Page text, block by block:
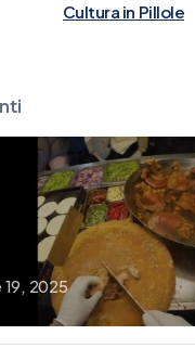
Cultura in Pillole
2025